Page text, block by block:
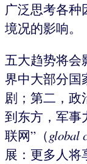
广泛思考各种
境况的影响。
五大趋势将会
界中大部分国
剧；第二，政
到东方，军事
联网”（global
展：更多人将